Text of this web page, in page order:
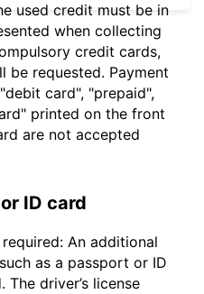
used credit must be in
when collecting
credit cards,
be requested. Payment
card", "prepaid",
printed on the front
are not accepted
ID card
An additional
as a passport or ID
driver’s license